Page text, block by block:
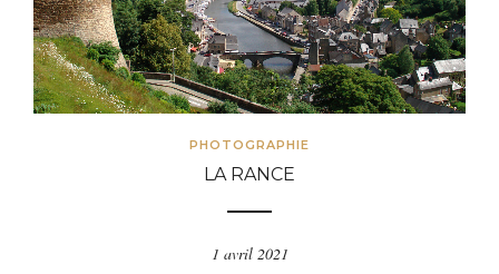
PHOTOGRAPHIE
LA RANCE
1 avril 2021